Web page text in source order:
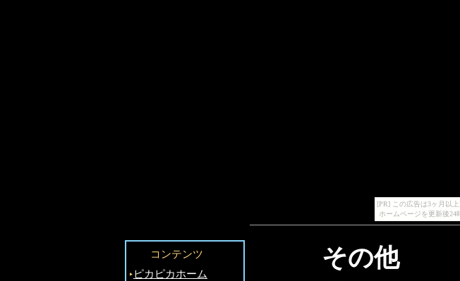
[PR] この広告は3ヶ月以
ホームページを更新後24
その他
コンテンツ
‣ピカピカホーム